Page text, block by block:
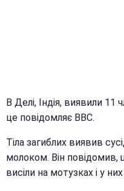
В Делі, Індія, виявили
це повідомляє ВВС.
Тіла загиблих виявив
молоком. Він повідомив,
висіли на мотузках і у